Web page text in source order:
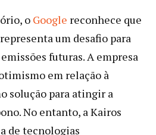
o Google reconhece que
um desafio para
futuras. A empresa
em relação à
solução para atingir a
No entanto, a Kairos
de tecnologias